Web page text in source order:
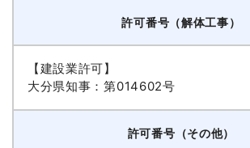
許可番号（解体工事）
【建設業許可】
大分県知事：第014602号
許可番号（その他）